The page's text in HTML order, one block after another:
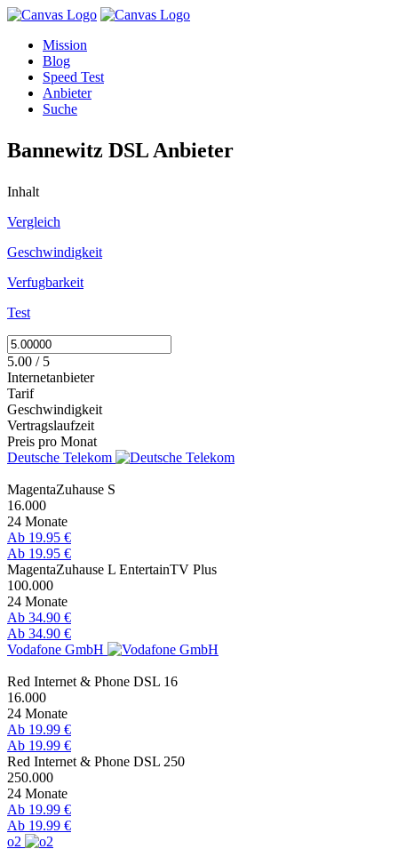
Mission
Blog
Speed Test
Anbieter
Suche
Bannewitz DSL Anbieter
Inhalt
Vergleich
Geschwindigkeit
Verfugbarkeit
Test
5.00 / 5
Internetanbieter
Tarif
Geschwindigkeit
Vertragslaufzeit
Preis pro Monat
Deutsche Telekom
MagentaZuhause S
16.000
24 Monate
Ab 19.95 €
Ab 19.95 €
MagentaZuhause L EntertainTV Plus
100.000
24 Monate
Ab 34.90 €
Ab 34.90 €
Vodafone GmbH
Red Internet & Phone DSL 16
16.000
24 Monate
Ab 19.99 €
Ab 19.99 €
Red Internet & Phone DSL 250
250.000
24 Monate
Ab 19.99 €
Ab 19.99 €
o2